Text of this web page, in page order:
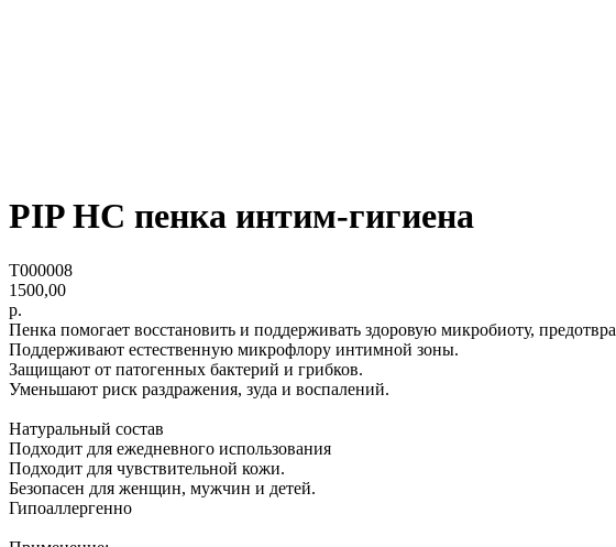
PIP HC пенка интим-гигиена
T000008
1500,00
р.
Пенка помогает восстановить и поддерживать здоровую микробиоту,
Поддерживают естественную микрофлору интимной зоны.
Защищают от патогенных бактерий и грибков.
Уменьшают риск раздражения, зуда и воспалений.
Натуральный состав
Подходит для ежедневного использования
Подходит для чувствительной кожи.
Безопасен для женщин, мужчин и детей.
Гипоаллергенно